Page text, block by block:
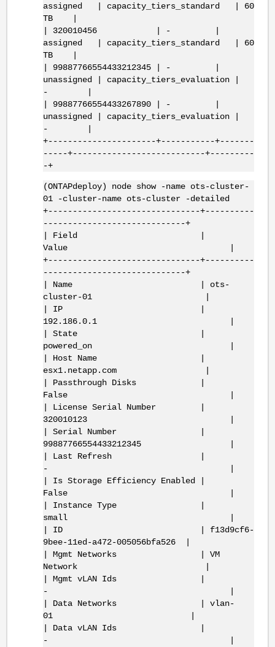
assigned | capacity_tiers_standard | 60
TB |
| 320010456 | - |
assigned | capacity_tiers_standard | 60
TB |
| 99887766554433212345 | - |
unassigned | capacity_tiers_evaluation |
- |
| 99887766554433267890 | - |
unassigned | capacity_tiers_evaluation |
- |
+----------------------+-----------+-------
-----+---------------------------+---------
-+
(ONTAPdeploy) node show -name ots-cluster-
01 -cluster-name ots-cluster -detailed
+-------------------------------+----------
-----------------------------+
| Field |
Value |
+-------------------------------+----------
-----------------------------+
| Name | ots-
cluster-01 |
| IP |
192.186.0.1 |
| State |
powered_on |
| Host Name |
esx1.netapp.com |
| Passthrough Disks |
False |
| License Serial Number |
320010123 |
| Serial Number |
99887766554433212345 |
| Last Refresh |
- |
| Is Storage Efficiency Enabled |
False |
| Instance Type |
small |
| ID | f13d9cf6-
9bee-11ed-a472-005056bfa526 |
| Mgmt Networks | VM
Network |
| Mgmt vLAN Ids |
- |
| Data Networks | vlan-
01 |
| Data vLAN Ids |
- |